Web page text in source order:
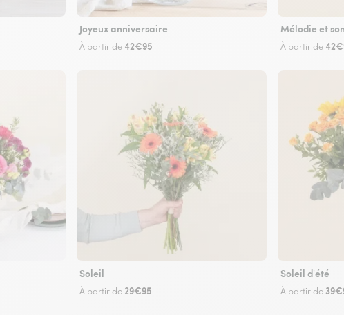
Joyeux anniversaire
À partir de42€95
Mélodie et
À partir de
Soleil
À partir de 29€95
Soleil d'été
À partir de